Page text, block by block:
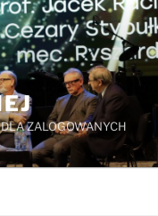
ZALOGOWANYCH